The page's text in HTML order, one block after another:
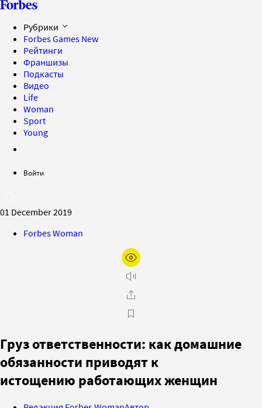
Рубрики
Forbes Games New
Рейтинги
Франшизы
Подкасты
Видео
Life
Woman
Sport
Young
Войти
01 December 2019
Forbes Woman
Груз ответственности: как домашние
обязанности приводят к
истощению работающих женщин